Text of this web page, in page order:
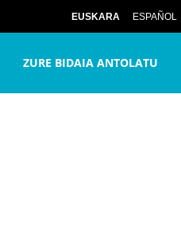
EUSKARA ESPAÑOL
ZURE BIDAIA ANTOLATU